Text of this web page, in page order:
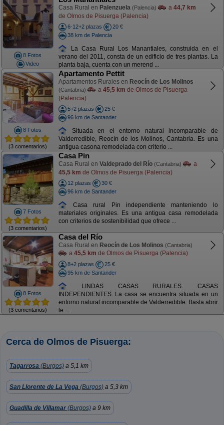
8 Fotos
Video
Casa Rural en Palenzuela (Palencia) a 44,7 km
de Olmos de Pisuerga (Palencia)
6-12+2 plazas
20 €
38 km de Palencia
La Casa Rural Los Manantiales, construida en el
verano del 2011, consta de un edificio de tres plantas. La
planta baja, cuenta con un merend ...
8 Fotos
(3 comentarios)
Apartamento Pettit
Apartamentos Rurales en Reocín de Los Molinos
(Cantabria) a 45,5 km de Olmos de Pisuerga
(Palencia)
5+2 plazas
25 €
96 km de Santander
Situada en el entorno natural incomparable de
Valderredible, Reocín de los Molinos, Cantabria. Es una
antigua casona remodelada con criterio ...
7 Fotos
(3 comentarios)
Casa Pin
Casa Rural en Valdeprado del Río (Cantabria)
a
45,5 km de Olmos de Pisuerga (Palencia)
12 plazas
30 €
96 km de Santander
Casa rural Pin independiente manteniendo lo
materiales originales. Es una antigua casa remodelada
con criterios de sostenibilidad que ofrece ...
8 Fotos
(3 comentarios)
Casa del Río
Casa Rural en Reocín de Los Molinos (Cantabria)
a 45,5 km de Olmos de Pisuerga (Palencia)
8+2 plazas
25 €
95 km de Santander
LINDAS CASAS RURALES. CASAS
INDEPENDIENTES. La casa se encuentra situada en un
entorno natural incomparable de Valderredible. Basta abrir
le ...
Cerca de Olmos de Pisuerga:
Tagarrosa (Burgos) a 5,1 km
San Llorente de La Vega (Burgos) a 5,3 km
Guadilla de Villamar (Burgos) a 9 km